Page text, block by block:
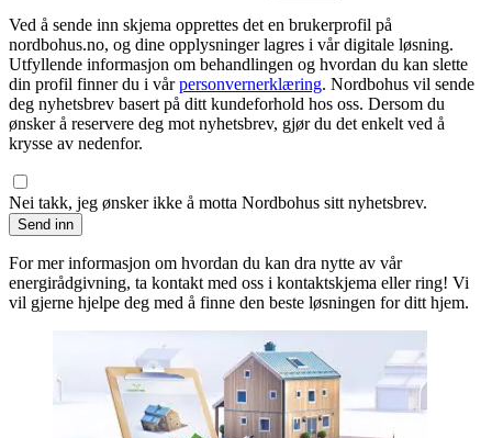
Ved å sende inn skjema opprettes det en brukerprofil på
nordbohus.no, og dine opplysninger lagres i vår digitale løsning.
Utfyllende informasjon om behandlingen og hvordan du kan slette
din profil finner du i vår personvernerklæring. Nordbohus vil sende
deg nyhetsbrev basert på ditt kundeforhold hos oss. Dersom du
ønsker å reservere deg mot nyhetsbrev, gjør du det enkelt ved å
krysse av nedenfor.
Nei takk, jeg ønsker ikke å motta Nordbohus sitt nyhetsbrev.
Send inn
For mer informasjon om hvordan du kan dra nytte av vår
energirådgivning, ta kontakt med oss i kontaktskjema eller ring! Vi
vil gjerne hjelpe deg med å finne den beste løsningen for ditt hjem.